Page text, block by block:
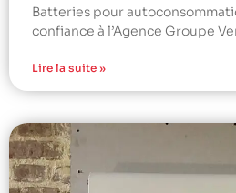
Batteries pour
confiance à l’Agence Groupe
Lire la suite »